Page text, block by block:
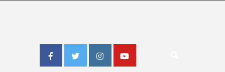
FacebookTwitterInstagramYoutube